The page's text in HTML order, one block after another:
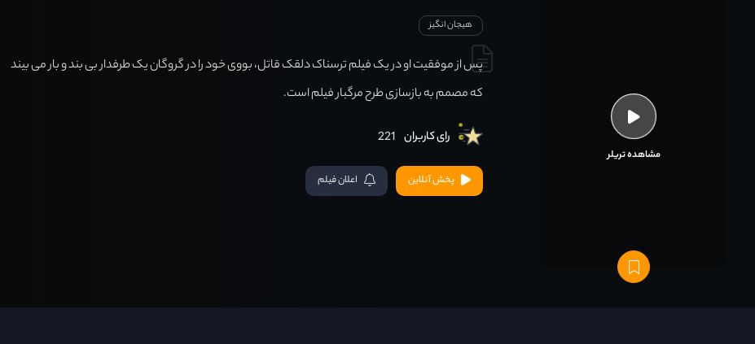
مشاهده تریلر
هیجان انگیز
پس از موفقیت او در یک فیلم ترسناک دلقک قاتل، بووی خود را در گروگان یک طرفدار بی بند و بار می بیند
که مصمم به بازسازی طرح مرگبار فیلم است.
رای کاربران 221
پخش آنلاین اعلان فیلم